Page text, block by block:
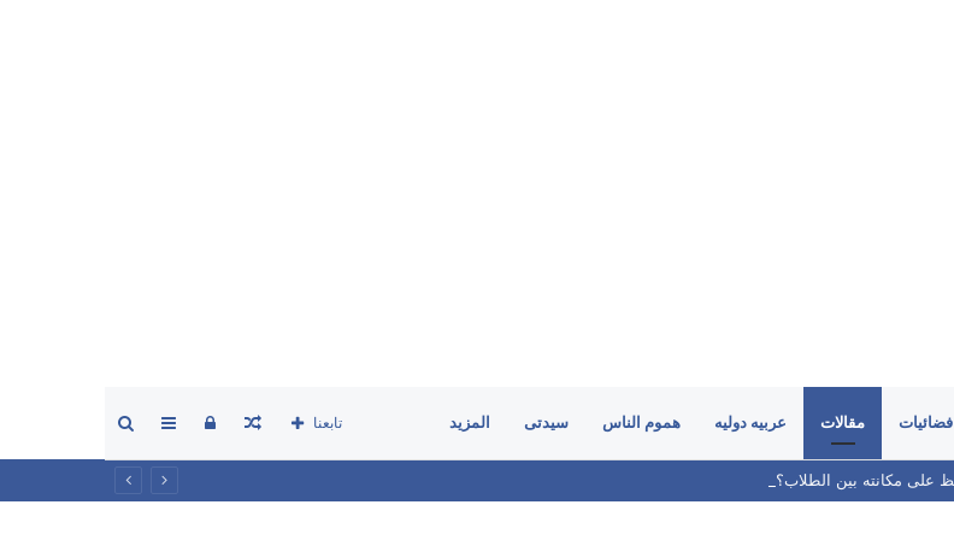
فضائيات مقالات عربيه دوليه هموم الناس سيدتى المزيد بحثإضافةتسجيل مقال تابعنا